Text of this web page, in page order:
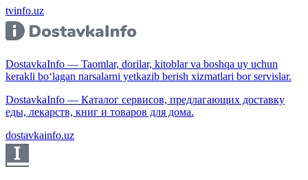
tvinfo.uz
DostavkaInfo — Taomlar, dorilar, kitoblar va boshqa uy uchun
kerakli bo‘lagan narsalarni yetkazib berish xizmatlari bor servislar.
DostavkaInfo — Каталог сервисов, предлагающих доставку
еды, лекарств, книг и товаров для дома.
dostavkainfo.uz